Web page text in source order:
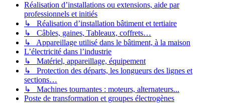
Réalisation d’installations ou extensions, aide par
professionnels et initiés
↳ Réalisation d’installation bâtiment et tertiaire
↳ Câbles, gaines, Tableaux, coffrets…
↳ Appareillage utilisé dans le bâtiment, à la maison
L’électricité dans l’industrie
↳ Matériel, appareillage, équipement
↳ Protection des départs, les longueurs des lignes et
sections…
↳ Machines tournantes : moteurs, alternateurs...
Poste de transformation et groupes électrogènes